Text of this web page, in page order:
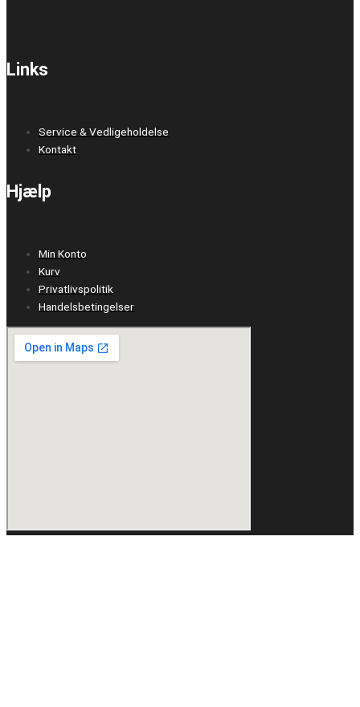
Links
Service & Vedligeholdelse
Kontakt
Hjælp
Min Konto
Kurv
Privatlivspolitik
Handelsbetingelser